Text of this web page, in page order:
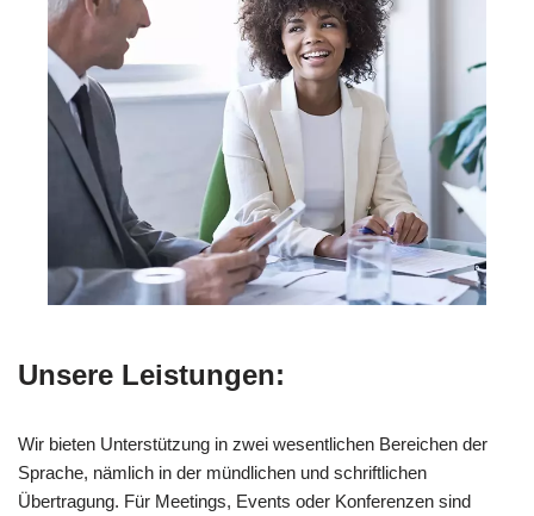
Unsere Leistungen:
Wir bieten Unterstützung in zwei wesentlichen Bereichen der
Sprache, nämlich in der mündlichen und schriftlichen
Übertragung. Für Meetings, Events oder Konferenzen sind